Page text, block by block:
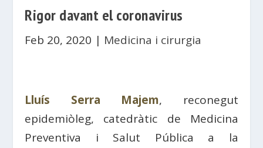
Rigor davant el coronavirus
Feb 20, 2020 | Medicina i cirurgia
Lluís Serra Majem, reconegut
epidemiòleg, catedràtic de Medicina
Preventiva i Salut Pública a la